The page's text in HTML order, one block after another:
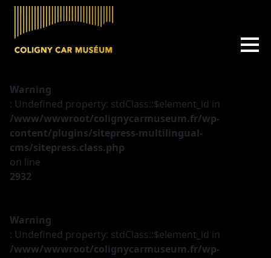
Warning
: Undefined property: stdClass::$element_id in
/www/wwwroot/colignycarmuseum.fr/wp-
content/plugins/sitepress-multilingual-
cms/sitepress.class.php
on line
2932
Warning
: Undefined property: stdClass::$element_id in
/www/wwwroot/colignycarmuseum.fr/wp-